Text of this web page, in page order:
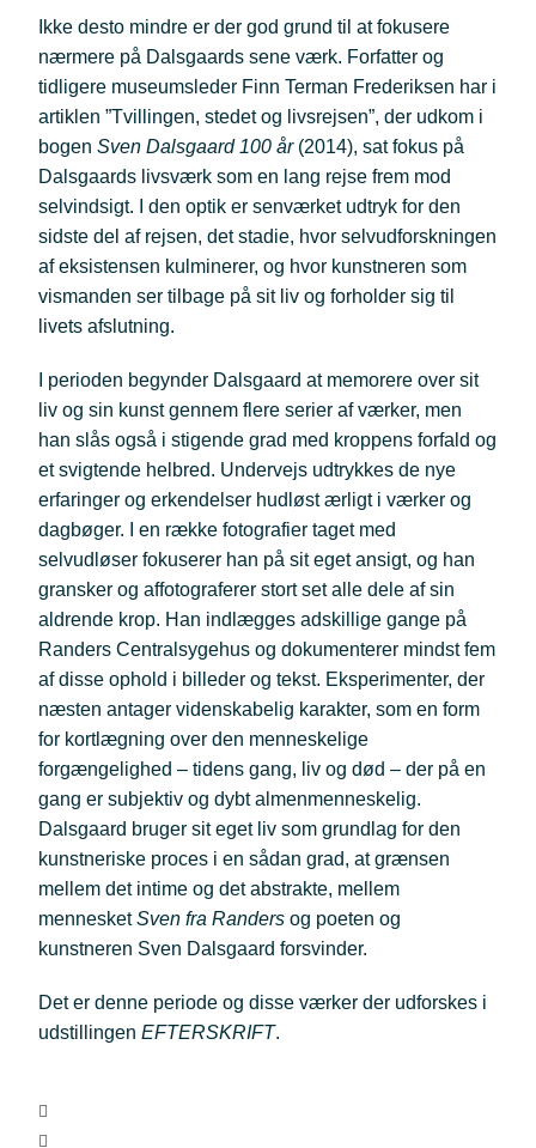
Ikke desto mindre er der god grund til at fokusere
nærmere på Dalsgaards sene værk. Forfatter og
tidligere museumsleder Finn Terman Frederiksen har i
artiklen ”Tvillingen, stedet og livsrejsen”, der udkom i
bogenSven Dalsgaard 100 år(2014), sat fokus på
Dalsgaards livsværk som en lang rejse frem mod
selvindsigt. I den optik er senværket udtryk for den
sidste del af rejsen, det stadie, hvor selvudforskningen
af eksistensen kulminerer, og hvor kunstneren som
vismanden ser tilbage på sit liv og forholder sig til
livets afslutning.
I perioden begynder Dalsgaard at memorere over sit
liv og sin kunst gennem flere serier af værker, men
han slås også i stigende grad med kroppens forfald og
et svigtende helbred. Undervejs udtrykkes de nye
erfaringer og erkendelser hudløst ærligt i værker og
dagbøger. I en række fotografier taget med
selvudløser fokuserer han på sit eget ansigt, og han
gransker og affotograferer stort set alle dele af sin
aldrende krop. Han indlægges adskillige gange på
Randers Centralsygehus og dokumenterer mindst fem
af disse ophold i billeder og tekst. Eksperimenter, der
næsten antager videnskabelig karakter, som en form
for kortlægning over den menneskelige
forgængelighed – tidens gang, liv og død – der på en
gang er subjektiv og dybt almenmenneskelig.
Dalsgaard bruger sit eget liv som grundlag for den
kunstneriske proces i en sådan grad, at grænsen
mellem det intime og det abstrakte, mellem
mennesketSven fra Randers og poeten og
kunstneren Sven Dalsgaard forsvinder.
Det er denne periode og disse værker der udforskes i
udstillingenEFTERSKRIFT.